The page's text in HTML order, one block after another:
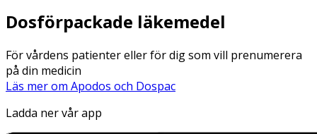
Dosförpackade läkemedel
För vårdens patienter eller för dig som vill prenumerera
på din medicin
Läs mer om Apodos och Dospac
Ladda ner vår app